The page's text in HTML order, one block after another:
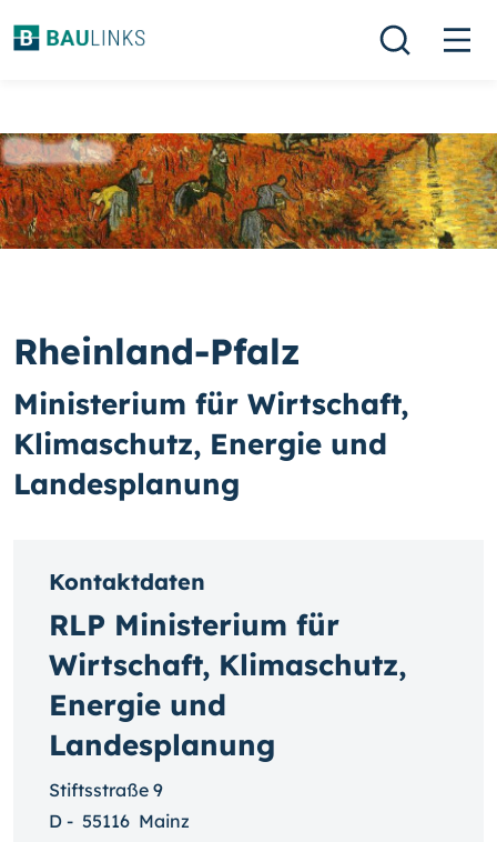
Rheinland-Pfalz
Ministerium für Wirtschaft,
Klimaschutz, Energie und
Landesplanung
Kontaktdaten
RLP Ministerium für
Wirtschaft, Klimaschutz,
Energie und
Landesplanung
Stiftsstraße 9
D - 55116 Mainz